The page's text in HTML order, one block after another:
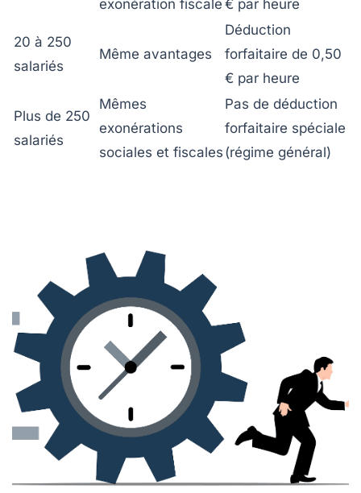
exonération fiscale € par heure
20 à 250
salariés
Même avantages
Déduction
forfaitaire de 0,50
€ par heure
Plus de 250
salariés
Mêmes
exonérations
sociales et fiscales
Pas de déduction
forfaitaire spéciale
(régime général)